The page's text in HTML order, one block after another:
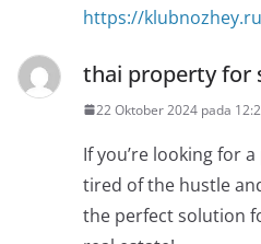
https://
thai property for
22 Oktober 2024 pada
If you’re looking for
tired of the hustle
the perfect solution